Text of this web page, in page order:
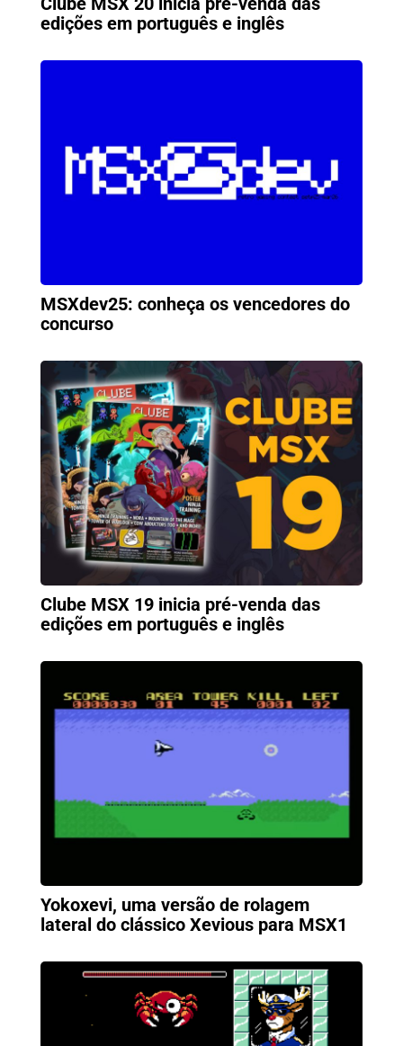
edições em português e inglês
MSXdev25: conheça os vencedores do
concurso
Clube MSX 19 inicia pré-venda das
edições em português e inglês
Yokoxevi, uma versão de rolagem
lateral do clássico Xevious para MSX1